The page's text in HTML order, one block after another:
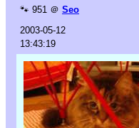
🐾 951 ＠ Seo
2003-05-12
13:43:19